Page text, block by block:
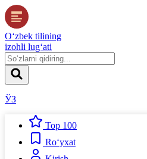
O‘zbek tilining
izohli lug‘ati
ЎЗ
Top 100
Ro‘yxat